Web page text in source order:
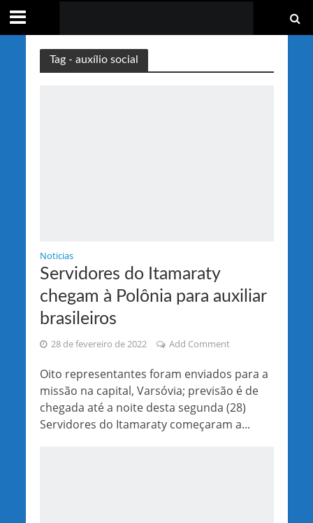
Tag - auxílio social
Noticias
Servidores do Itamaraty
chegam à Polônia para auxiliar
brasileiros
28 de fevereiro de 2022 Add Comment
Oito representantes foram enviados para a
missão na capital, Varsóvia; previsão é de
chegada até a noite desta segunda (28)
Servidores do Itamaraty começaram a...